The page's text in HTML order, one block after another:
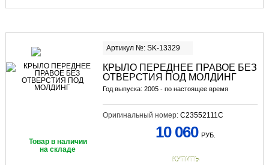
Артикул №: SK-13329
КРЫЛО ПЕРЕДНЕЕ ПРАВОЕ БЕЗ
ОТВЕРСТИЯ ПОД МОЛДИНГ
Год выпуска: 2005 - по настоящее время
Оригинальный номер: C23552111C
Товар в наличии
на складе
10 060 РУБ.
КУПИТЬ